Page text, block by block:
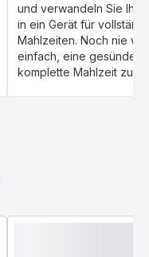
und verwandeln Sie
in ein Gerät für
Mahlzeiten. Noch nie
einfach, eine
komplette Mahlzeit zu